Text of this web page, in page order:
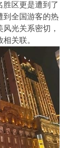
胜区更是遭到了
到全国游客的热
光关系密切，
关联。